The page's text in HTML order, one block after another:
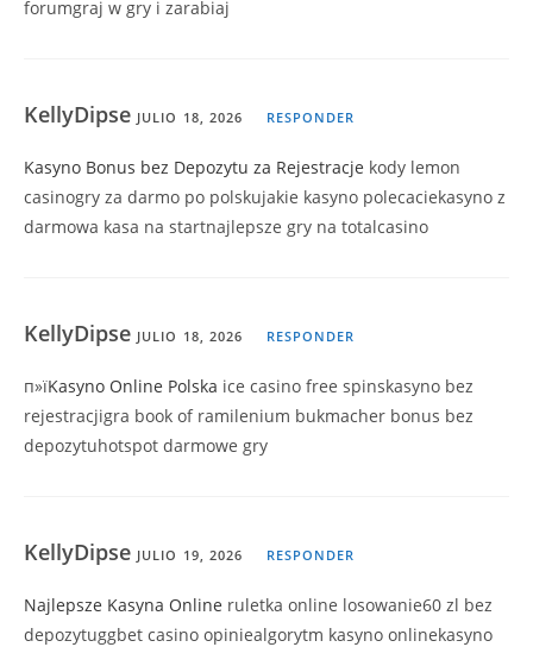
forumgraj w gry i zarabiaj
KellyDipse JULIO 18, 2026 RESPONDER
Kasyno Bonus bez Depozytu za Rejestracje kody lemon
casinogry za darmo po polskujakie kasyno polecaciekasyno z
darmowa kasa na startnajlepsze gry na totalcasino
KellyDipse JULIO 18, 2026 RESPONDER
п»їKasyno Online Polska ice casino free spinskasyno bez
rejestracjigra book of ramilenium bukmacher bonus bez
depozytuhotspot darmowe gry
KellyDipse JULIO 19, 2026 RESPONDER
Najlepsze Kasyna Online ruletka online losowanie60 zl bez
depozytuggbet casino opiniealgorytm kasyno onlinekasyno